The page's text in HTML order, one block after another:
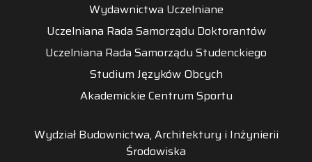
Wydawnictwa Uczelniane
Uczelniana Rada Samorządu Doktorantów
Uczelniana Rada Samorządu Studenckiego
Studium Języków Obcych
Akademickie Centrum Sportu
Wydział Budownictwa, Architektury i Inżynierii
Środowiska